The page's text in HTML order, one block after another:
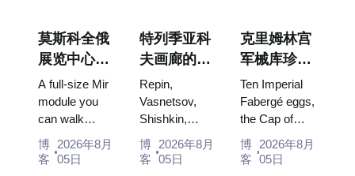
莫斯科全俄
展览中心
“宇宙馆”：
俄罗斯最大
的太空展览
馆内景
A full-size Mir
module you
can walk
through, the
Energia–
博
客
2026年8月
05日
特列季亚科
夫画廊的杰
作：值得为
此安排行程
的画作
Repin,
Vasnetsov,
Shishkin,
Vrubel, Serov
and Surikov
博
客
2026年8月
05日
克里姆林宫
军械库珍
宝：法贝热
彩蛋、宝座
与加冕礼服
Ten Imperial
Fabergé eggs,
the Cap of
Monomakh,
the double
博
客
2026年8月
05日